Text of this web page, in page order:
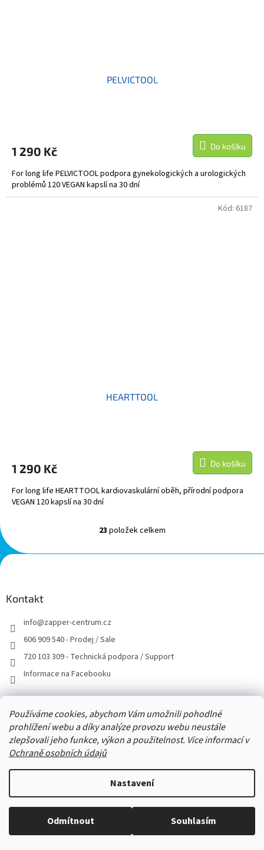
Používáme cookies, abychom Vám umožnili pohodlné
prohlížení webu a díky analýze provozu webu neustále
zlepšovali jeho funkce, výkon a použitelnost. Více informací v
Ochraně osobních údajů
Nastavení
Odmítnout Souhlasím
Stačí nám zavolat a zeptat se :-)
PELVICTOOL
1 290 Kč Do košíku
For long life PELVICTOOL podpora gynekologických a urologických
problémů 120 VEGAN kapslí na 30 dní
HEARTTOOL
1 290 Kč Do košíku
For long life HEARTTOOL kardiovaskulární oběh, přírodní podpora
VEGAN 120 kapslí na 30 dní
Kód: 6187
O
l
k
ý
i
s
u
23 položek celkem
Z
á
Kontakt
info@zapper-centrum.cz
606 909 540 - Prodej / Sale
720 103 309 - Technická podpora / Support
Informace na Facebooku
Informace pro vás
PODPORA
O NÁS
Ochrana osobních údajů
Provizní systém